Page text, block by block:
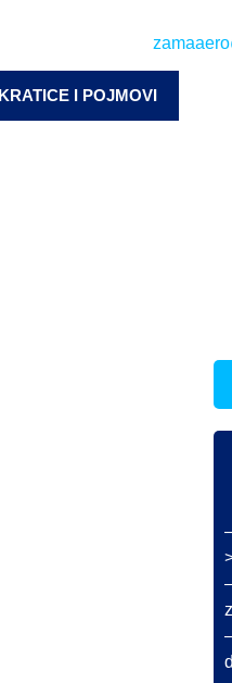
KRATICE I POJMOVI